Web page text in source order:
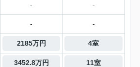
- -
- -
2185万円 4室
3452.8万円 11室